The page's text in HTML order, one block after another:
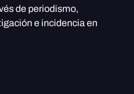
de periodismo,
e incidencia en